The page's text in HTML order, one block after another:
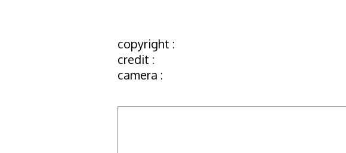
copyright :
credit :
camera :